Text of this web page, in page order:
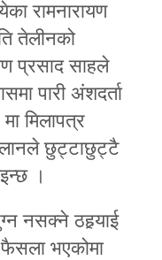
रामनारायण
तेलीनको
प्रसाद साहले
पारी अंशदर्ता
मिलापत्र
छुट्टाछुट्टै
।
नसक्ने ठहर्‍याई
भएकोमा